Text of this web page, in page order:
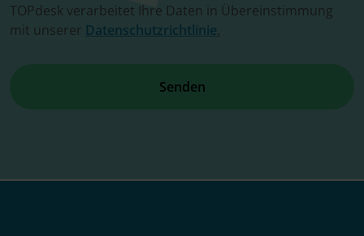
TOPdesk verarbeitet Ihre Daten in Übereinstimmung
mit unserer Datenschutzrichtlinie.